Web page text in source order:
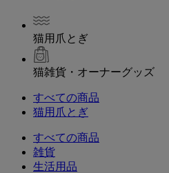
猫用爪とぎ
猫雑貨・オーナーグッズ
すべての商品
猫用爪とぎ
すべての商品
雑貨
生活用品